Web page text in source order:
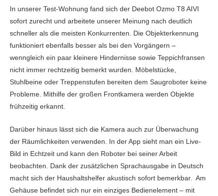
In unserer Test-Wohnung fand sich der Deebot Ozmo T8 AIVI
sofort zurecht und arbeitete unserer Meinung nach deutlich
schneller als die meisten Konkurrenten. Die Objekterkennung
funktioniert ebenfalls besser als bei den Vorgängern –
wenngleich ein paar kleinere Hindernisse sowie Teppichfransen
nicht immer rechtzeitig bemerkt wurden. Möbelstücke,
Stuhlbeine oder Treppenstufen bereiten dem Saugroboter keine
Probleme. Mithilfe der großen Frontkamera werden Objekte
frühzeitig erkannt.
Darüber hinaus lässt sich die Kamera auch zur Überwachung
der Räumlichkeiten verwenden. In der App sieht man ein Live-
Bild in Echtzeit und kann den Roboter bei seiner Arbeit
beobachten. Dank der zusätzlichen Sprachausgabe in Deutsch
macht sich der Haushaltshelfer akustisch sofort bemerkbar. Am
Gehäuse befindet sich nur ein einziges Bedienelement – mit